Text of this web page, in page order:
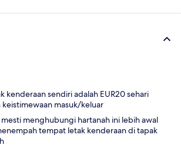
kenderaan sendiri adalah EUR20 sehari
masuk/keluar
menghubungi hartanah ini lebih awal
tempat letak kenderaan di tapak